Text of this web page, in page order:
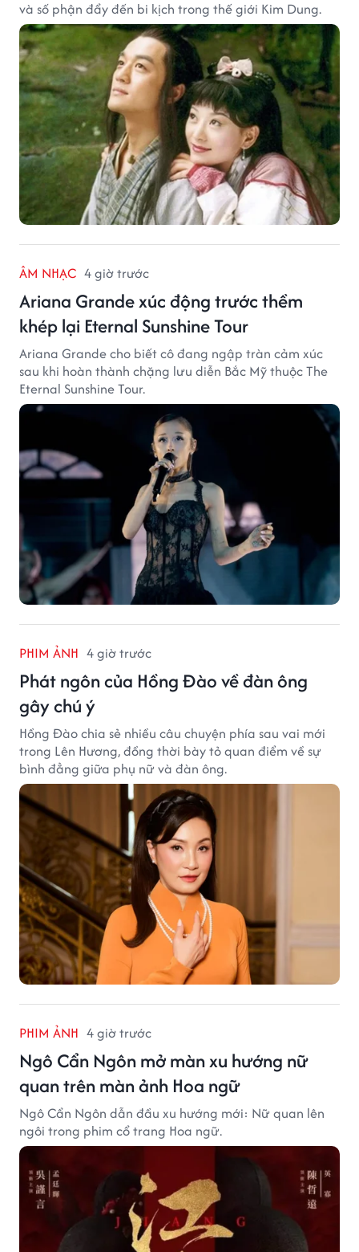
và số phận đẩy đến bi kịch trong thế giới Kim Dung.
ÂM NHẠC 4 giờ trước
Ariana Grande xúc động trước thềm
khép lại Eternal Sunshine Tour
Ariana Grande cho biết cô đang ngập tràn cảm xúc
sau khi hoàn thành chặng lưu diễn Bắc Mỹ thuộc The
Eternal Sunshine Tour.
PHIM ẢNH 4 giờ trước
Phát ngôn của Hồng Đào về đàn ông
gây chú ý
Hồng Đào chia sẻ nhiều câu chuyện phía sau vai mới
trong Lên Hương, đồng thời bày tỏ quan điểm về sự
bình đẳng giữa phụ nữ và đàn ông.
PHIM ẢNH 4 giờ trước
Ngô Cẩn Ngôn mở màn xu hướng nữ
quan trên màn ảnh Hoa ngữ
Ngô Cẩn Ngôn dẫn đầu xu hướng mới: Nữ quan lên
ngôi trong phim cổ trang Hoa ngữ.